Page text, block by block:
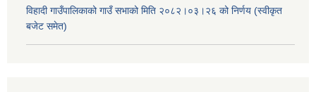
विहादी गाउँपालिकाको गाउँ सभाको मिति २०८२।०३।२६ को निर्णय (स्वीकृत
बजेट समेत)